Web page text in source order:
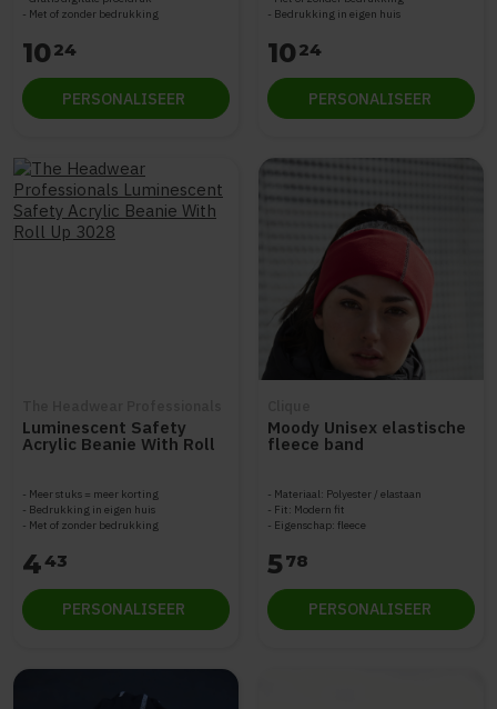
Met of zonder bedrukking
1024
PERSONALISEER
Bedrukking in eigen huis
1024
PERSONALISEER
Luminescent Safety
Acrylic Beanie With Roll
Up 3028
Meer stuks = meer korting
Bedrukking in eigen huis
Met of zonder bedrukking
443
PERSONALISEER
Moody Unisex elastische
fleece band
Materiaal: Polyester / elastaan
Fit: Modern fit
Eigenschap: fleece
578
PERSONALISEER